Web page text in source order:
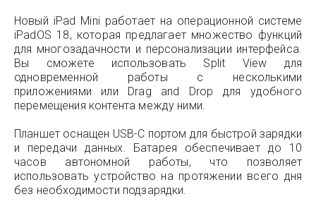
Новый iPad Mini работает на операционной системе
iPadOS 18, которая предлагает множество функций
для многозадачности и персонализации интерфейса.
Вы сможете использовать Split View для
одновременной работы с несколькими
приложениями или Drag and Drop для удобного
перемещения контента между ними.
Планшет оснащен USB-C портом для быстрой зарядки
и передачи данных. Батарея обеспечивает до 10
часов автономной работы, что позволяет
использовать устройство на протяжении всего дня
без необходимости подзарядки.